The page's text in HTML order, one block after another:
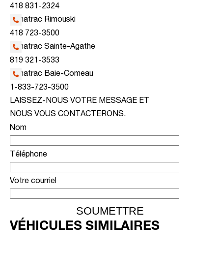
418 831-2324
Kanatrac Rimouski
418 723-3500
Kanatrac Sainte-Agathe
819 321-3533
Kanatrac Baie-Comeau
1-833-723-3500
LAISSEZ-NOUS VOTRE MESSAGE ET
NOUS VOUS CONTACTERONS.
Nom
Téléphone
Votre courriel
VÉHICULES SIMILAIRES